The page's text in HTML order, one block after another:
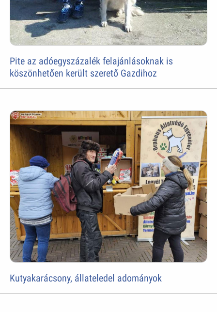
Pite az adóegyszázalék felajánlásoknak is
köszönhetően került szerető Gazdihoz
Kutyakarácsony, állateledel adományok